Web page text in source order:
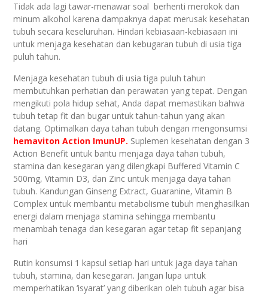
Tidak ada lagi tawar-menawar soal berhenti merokok dan
minum alkohol karena dampaknya dapat merusak kesehatan
tubuh secara keseluruhan. Hindari kebiasaan-kebiasaan ini
untuk menjaga kesehatan dan kebugaran tubuh di usia tiga
puluh tahun.
Menjaga kesehatan tubuh di usia tiga puluh tahun
membutuhkan perhatian dan perawatan yang tepat. Dengan
mengikuti pola hidup sehat, Anda dapat memastikan bahwa
tubuh tetap fit dan bugar untuk tahun-tahun yang akan
datang. Optimalkan daya tahan tubuh dengan mengonsumsi
hemaviton Action ImunUP. Suplemen kesehatan dengan 3
Action Benefit untuk bantu menjaga daya tahan tubuh,
stamina dan kesegaran yang dilengkapi Buffered Vitamin C
500mg, Vitamin D3, dan Zinc untuk menjaga daya tahan
tubuh. Kandungan Ginseng Extract, Guaranine, Vitamin B
Complex untuk membantu metabolisme tubuh menghasilkan
energi dalam menjaga stamina sehingga membantu
menambah tenaga dan kesegaran agar tetap fit sepanjang
hari
Rutin konsumsi 1 kapsul setiap hari untuk jaga daya tahan
tubuh, stamina, dan kesegaran. Jangan lupa untuk
memperhatikan ‘isyarat’ yang diberikan oleh tubuh agar bisa